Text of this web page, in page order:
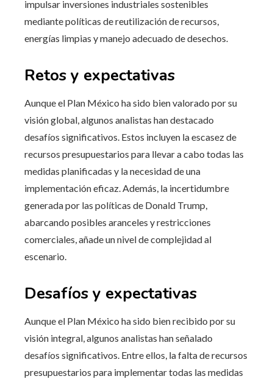
impulsar inversiones industriales sostenibles
mediante políticas de reutilización de recursos,
energías limpias y manejo adecuado de desechos.
Retos y expectativas
Aunque el Plan México ha sido bien valorado por su
visión global, algunos analistas han destacado
desafíos significativos. Estos incluyen la escasez de
recursos presupuestarios para llevar a cabo todas las
medidas planificadas y la necesidad de una
implementación eficaz. Además, la incertidumbre
generada por las políticas de Donald Trump,
abarcando posibles aranceles y restricciones
comerciales, añade un nivel de complejidad al
escenario.
Desafíos y expectativas
Aunque el Plan México ha sido bien recibido por su
visión integral, algunos analistas han señalado
desafíos significativos. Entre ellos, la falta de recursos
presupuestarios para implementar todas las medidas